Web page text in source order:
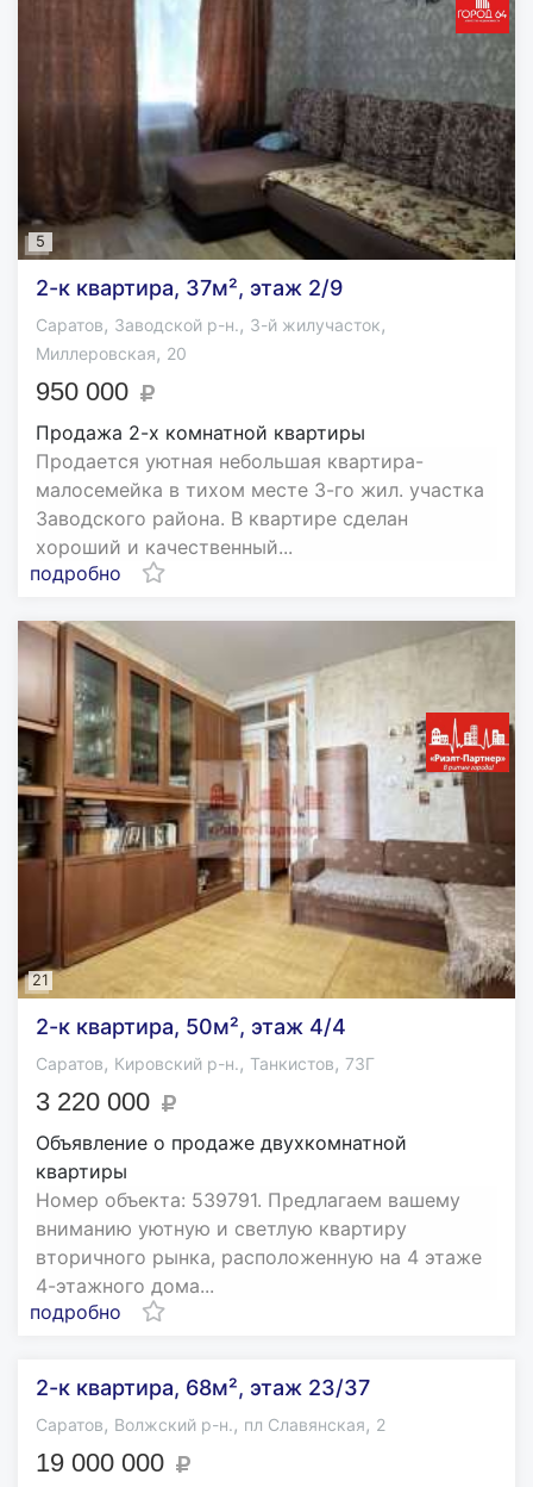
5
2-к квартира, 37м², этаж 2/9
Саратов, Заводской р-н., 3-й жилучасток,
Миллеровская, 20
950 000
Продажа 2-х комнатной квартиры
Продается уютная небольшая квартира-
малосемейка в тихом месте 3-го жил. участка
Заводского района. В квартире сделан
хороший и качественный...
подробно
21
2-к квартира, 50м², этаж 4/4
Саратов, Кировский р-н., Танкистов, 73Г
3 220 000
Объявление о продаже двухкомнатной
квартиры
Номер объекта: 539791. Предлагаем вашему
вниманию уютную и светлую квартиру
вторичного рынка, расположенную на 4 этаже
4-этажного дома...
подробно
2-к квартира, 68м², этаж 23/37
Саратов, Волжский р-н., пл Славянская, 2
19 000 000